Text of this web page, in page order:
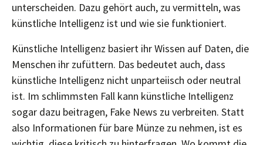
unterscheiden. Dazu gehört auch, zu vermitteln, was
künstliche Intelligenz ist und wie sie funktioniert.
Künstliche Intelligenz basiert ihr Wissen auf Daten, die
Menschen ihr zufüttern. Das bedeutet auch, dass
künstliche Intelligenz nicht unparteiisch oder neutral
ist. Im schlimmsten Fall kann künstliche Intelligenz
sogar dazu beitragen, Fake News zu verbreiten. Statt
also Informationen für bare Münze zu nehmen, ist es